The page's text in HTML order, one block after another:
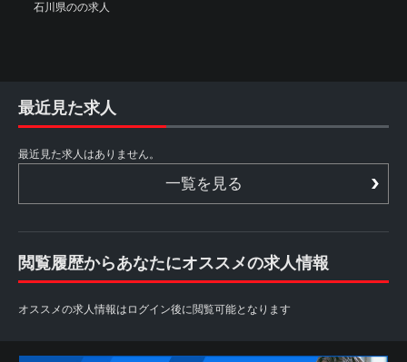
石川県のの求人
最近見た求人
最近見た求人はありません。
一覧を見る
閲覧履歴からあなたにオススメの求人情報
オススメの求人情報はログイン後に閲覧可能となります